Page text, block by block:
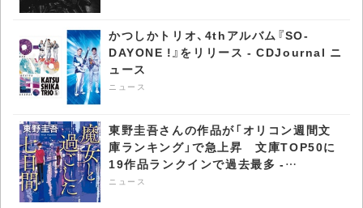
かつしかトリオ、4thアルバム『SO-
DAYONE !』をリリース - CDJournal ニ
ュース
ニュース
東野圭吾さんの作品が「オリコン週間文
庫ランキング」で急上昇​ 文庫TOP50に
19作品ランクインで過去最多 -
CDJournal ニュース
ニュース